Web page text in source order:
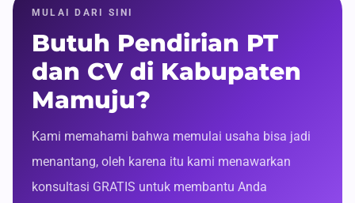
MULAI DARI SINI
Butuh Pendirian PT
dan CV di Kabupaten
Mamuju?
Kami memahami bahwa memulai usaha bisa jadi
menantang, oleh karena itu kami menawarkan
konsultasi GRATIS untuk membantu Anda